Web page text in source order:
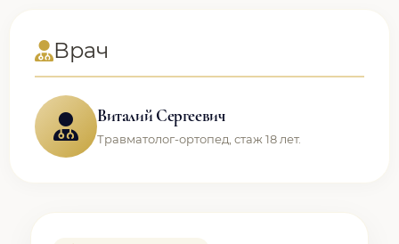
Врач
Виталий Сергеевич
Травматолог-ортопед, стаж 18 лет.